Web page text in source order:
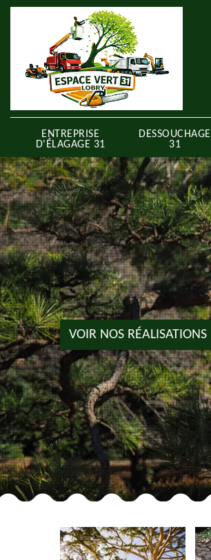
ENTREPRISE
D'ÉLAGAGE 31
DESSOUCHAGE
31
VOIR NOS RÉALISATIONS